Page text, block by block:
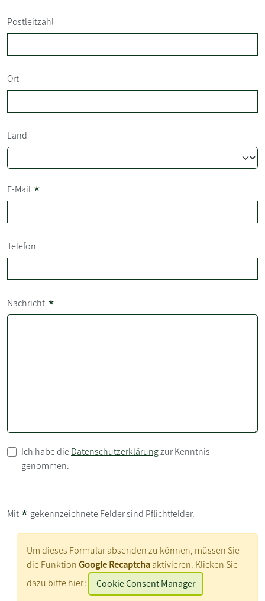
Postleitzahl
Ort
Land
E-Mail *
Telefon
Nachricht *
Ich habe dieDatenschutzerklärungzur Kenntnis
genommen.
Mit * gekennzeichnete Felder sind Pflichtfelder.
Um dieses Formular absenden zu können, müssen Sie
die FunktionGoogle Recaptchaaktivieren. Klicken Sie
dazu bitte hier:
Cookie Consent Manager